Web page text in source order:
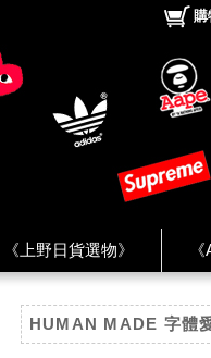
《上野日貨選物》
★ ★ Facebook
購
HUMAN MADE 字體